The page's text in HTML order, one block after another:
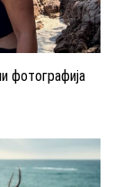
фотографија